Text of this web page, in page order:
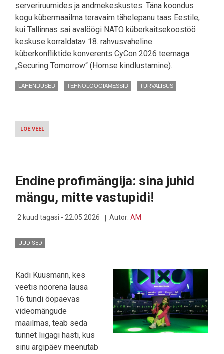
serveriruumides ja andmekeskustes. Täna koondus
kogu kübermaailma teravaim tähelepanu taas Eestile,
kui Tallinnas sai avalöögi NATO küberkaitsekoostöö
keskuse korraldatav 18. rahvusvaheline
küberkonfliktide konverents CyCon 2026 teemaga
„Securing Tomorrow“ (Homse kindlustamine).
LAHENDUSED TEHNOLOOGIAMESSID TURVALISUS
LOE VEEL
TALLINNAS
TEHISARUST
DIGITAALSET
KAITSEKILPI
Endine profimängija: sina juhid
mängu, mitte vastupidi!
2 kuud tagasi - 22.05.2026 Autor: AM
UUDISED
Kadi Kuusmann, kes
veetis noorena lausa
16 tundi ööpäevas
videomängude
maailmas, teab seda
tunnet liigagi hästi, kus
sinu argipäev meenutab